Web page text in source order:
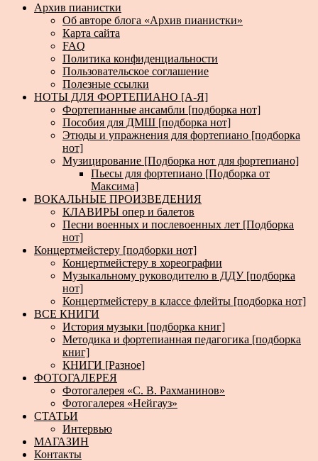
Архив пианистки
Об авторе блога «Архив пианистки»
Карта сайта
FAQ
Политика конфиденциальности
Пользовательское соглашение
Полезные ссылки
НОТЫ ДЛЯ ФОРТЕПИАНО [А-Я]
Фортепианные ансамбли [подборка нот]
Пособия для ДМШ [подборка нот]
Этюды и упражнения для фортепиано [подборка
нот]
Музицирование [Подборка нот для фортепиано]
Пьесы для фортепиано [Подборка от
Максима]
ВОКАЛЬНЫЕ ПРОИЗВЕДЕНИЯ
КЛАВИРЫ опер и балетов
Песни военных и послевоенных лет [Подборка
нот]
Концертмейстеру [подборки нот]
Концертмейстеру в хореографии
Музыкальному руководителю в ДДУ [подборка
нот]
Концертмейстеру в классе флейты [подборка нот]
ВСЕ КНИГИ
История музыки [подборка книг]
Методика и фортепианная педагогика [подборка
книг]
КНИГИ [Разное]
ФОТОГАЛЕРЕЯ
Фотогалерея «С. В. Рахманинов»
Фотогалерея «Нейгауз»
СТАТЬИ
Интервью
МАГАЗИН
Контакты